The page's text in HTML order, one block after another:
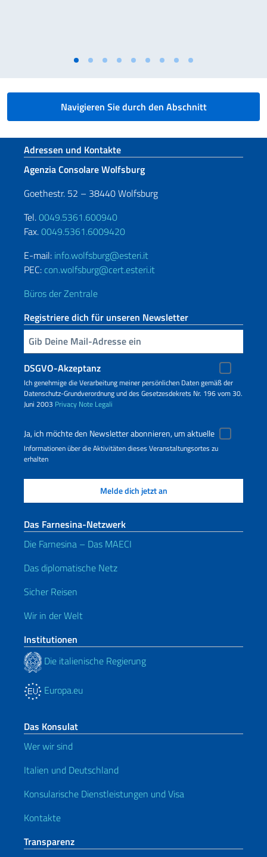
Navigieren Sie durch den Abschnitt
Fußbereich
Adressen und Kontakte
Agenzia Consolare Wolfsburg
Goethestr. 52 – 38440 Wolfsburg
Tel.0049.5361.600940
Fax.0049.5361.6009420
E-mail: info.wolfsburg@esteri.it
PEC: con.wolfsburg@cert.esteri.it
Büros der Zentrale
Registriere dich für unseren Newsletter
Geben Sie Ihre E-Mail ein
DSGVO-Akzeptanz
Ich genehmige die Verarbeitung meiner persönlichen Daten gemäß der
Datenschutz-Grundverordnung und des Gesetzesdekrets Nr. 196 vom 30.
Juni 2003 Privacy Note Legali
Ja, ich möchte den Newsletter abonnieren, um aktuelle
Informationen über die Aktivitäten dieses Veranstaltungsortes zu
erhalten
Das Farnesina-Netzwerk
Die Farnesina – Das MAECI
Das diplomatische Netz
Sicher Reisen
Wir in der Welt
Institutionen
Die italienische Regierung
Europa.eu
Das Konsulat
Wer wir sind
Italien und Deutschland
Konsularische Dienstleistungen und Visa
Kontakte
Transparenz